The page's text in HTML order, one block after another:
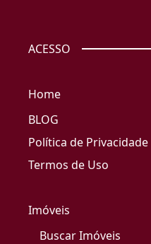
ACESSO
Home
BLOG
Política de Privacidade
Termos de Uso
Imóveis
Buscar Imóveis